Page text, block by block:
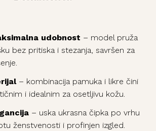
udobnost – model pruža
bez pritiska i stezanja, savršen za
– kombinacija pamuka i likre čini
i idealnim za osetljivu kožu.
– uska ukrasna čipka po vrhu
ženstvenosti i profinjen izgled.